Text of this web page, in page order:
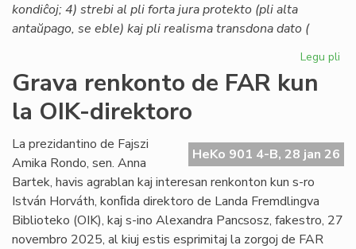
kondiĉoj; 4) strebi al pli forta jura protekto (pli alta
antaŭpago, se eble) kaj pli realisma transdona dato (
Legu pli
tiel
Grava renkonto de FAR kun
la OIK-direktoro
HeKo 901 4-B, 28 jan 26
La prezidantino de Fajszi
Amika Rondo, sen. Anna
Bartek, havis agrablan kaj interesan renkonton kun s-ro
István Horváth, konﬁda direktoro de Landa Fremdlingva
Biblioteko (OIK), kaj s-ino Alexandra Pancsosz, fakestro, 27
novembro 2025, al kiuj estis esprimitaj la zorgoj de FAR